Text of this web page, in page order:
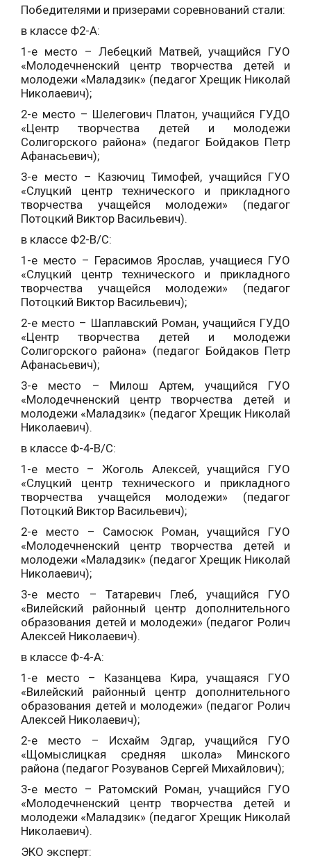
Победителями и призерами соревнований стали:
в классе Ф2-А:
1-е место – Лебецкий Матвей, учащийся ГУО
«Молодечненский центр творчества детей и
молодежи «Маладзик» (педагог Хрещик Николай
Николаевич);
2-е место – Шелегович Платон, учащийся ГУДО
«Центр творчества детей и молодежи
Солигорского района» (педагог Бойдаков Петр
Афанасьевич);
3-е место – Казючиц Тимофей, учащийся ГУО
«Слуцкий центр технического и прикладного
творчества учащейся молодежи» (педагог
Потоцкий Виктор Васильевич).
в классе Ф2-В/С:
1-е место – Герасимов Ярослав, учащиеся ГУО
«Слуцкий центр технического и прикладного
творчества учащейся молодежи» (педагог
Потоцкий Виктор Васильевич);
2-е место – Шаплавский Роман, учащийся ГУДО
«Центр творчества детей и молодежи
Солигорского района» (педагог Бойдаков Петр
Афанасьевич);
3-е место – Милош Артем, учащийся ГУО
«Молодечненский центр творчества детей и
молодежи «Маладзик» (педагог Хрещик Николай
Николаевич).
в классе Ф-4-В/С:
1-е место – Жоголь Алексей, учащийся ГУО
«Слуцкий центр технического и прикладного
творчества учащейся молодежи» (педагог
Потоцкий Виктор Васильевич);
2-е место – Самосюк Роман, учащийся ГУО
«Молодечненский центр творчества детей и
молодежи «Маладзик» (педагог Хрещик Николай
Николаевич);
3-е место – Татаревич Глеб, учащийся ГУО
«Вилейский районный центр дополнительного
образования детей и молодежи» (педагог Ролич
Алексей Николаевич).
в классе Ф-4-А:
1-е место – Казанцева Кира, учащаяся ГУО
«Вилейский районный центр дополнительного
образования детей и молодежи» (педагог Ролич
Алексей Николаевич);
2-е место – Исхайм Эдгар, учащийся ГУО
«Щомыслицкая средняя школа» Минского
района (педагог Розуванов Сергей Михайлович);
3-е место – Ратомский Роман, учащийся ГУО
«Молодечненский центр творчества детей и
молодежи «Маладзик» (педагог Хрещик Николай
Николаевич).
ЭКО эксперт: